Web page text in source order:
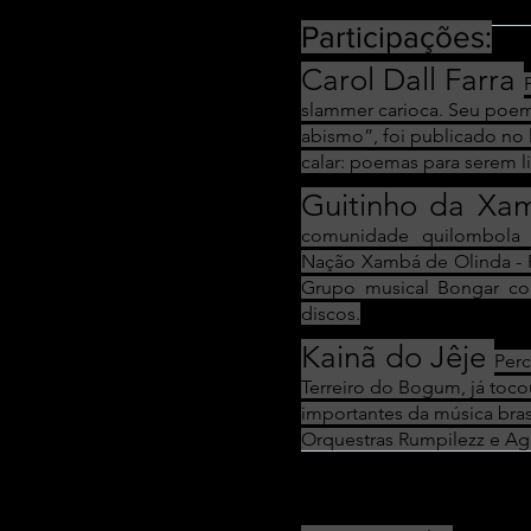
Participações:
Carol Dall Farra
slammer carioca. Seu
abismo”, foi publicado no
calar: poemas para serem
Guitinho da
comunidade
Nação Xambá de Olinda -
Grupo musical Bongar
discos.
Kainã do Jêje
Terreiro do Bogum, já
importantes da música
Orquestras Rumpilezz e